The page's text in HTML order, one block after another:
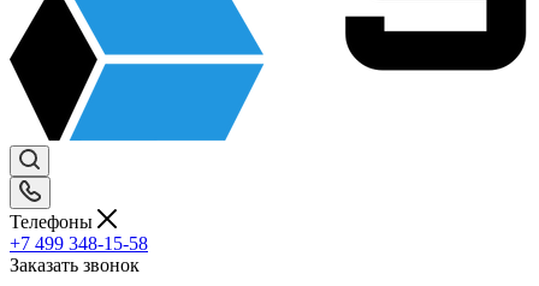
Телефоны
+7 499 348-15-58
Заказать звонок